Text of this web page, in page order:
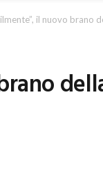
il nuovo brano